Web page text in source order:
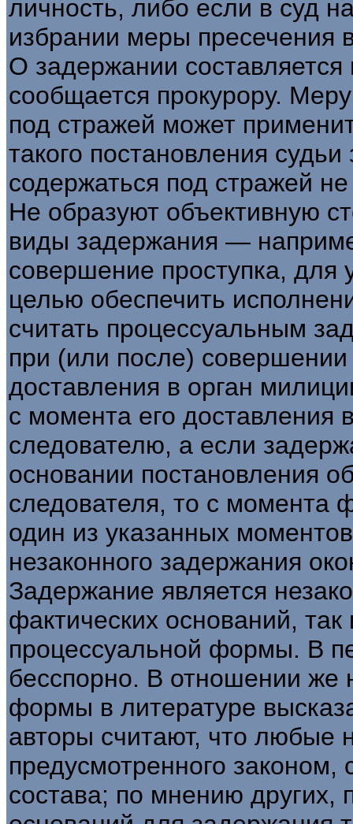
личность, либо если в суд
избрании меры пресечения
О задержании составляется
сообщается прокурору.
под стражей может
такого постановления
содержаться под стражей
Не образуют объективную
виды задержания —
совершение проступка, для
целью обеспечить
считать процессуальным
при (или после)
доставления в орган
с момента его доставления
следователю, а если
основании постановления
следователя, то с момента
один из указанных
незаконного задержания
Задержание является
фактических оснований,
процессуальной формы. В
бесспорно. В отношении же
формы в литературе
авторы считают, что любые
предусмотренного законом,
состава; по мнению других,